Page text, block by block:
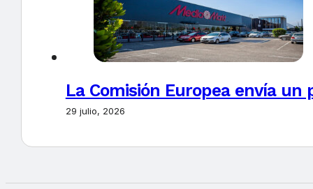
La Comisión Europea envía un
29 julio, 2026